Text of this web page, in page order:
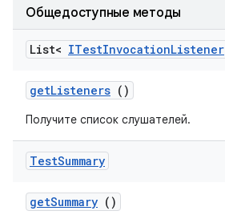
Общедоступные методы
List< ITestInvocationListener
getListeners ()
Получите список слушателей.
TestSummary
getSummary ()